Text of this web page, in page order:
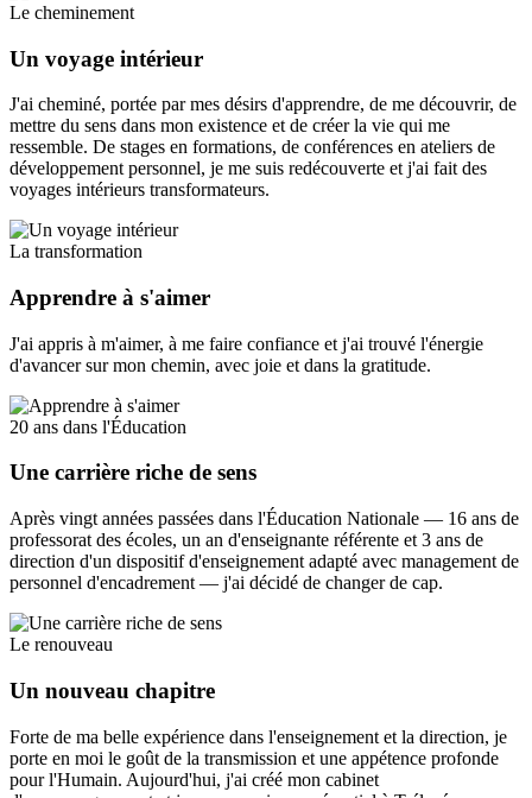
Le cheminement
Un voyage intérieur
J'ai cheminé, portée par mes désirs d'apprendre, de me découvrir, de
mettre du sens dans mon existence et de créer la vie qui me
ressemble. De stages en formations, de conférences en ateliers de
développement personnel, je me suis redécouverte et j'ai fait des
voyages intérieurs transformateurs.
La transformation
Apprendre à s'aimer
J'ai appris à m'aimer, à me faire confiance et j'ai trouvé l'énergie
d'avancer sur mon chemin, avec joie et dans la gratitude.
20 ans dans l'Éducation
Une carrière riche de sens
Après vingt années passées dans l'Éducation Nationale — 16 ans de
professorat des écoles, un an d'enseignante référente et 3 ans de
direction d'un dispositif d'enseignement adapté avec management de
personnel d'encadrement — j'ai décidé de changer de cap.
Le renouveau
Un nouveau chapitre
Forte de ma belle expérience dans l'enseignement et la direction, je
porte en moi le goût de la transmission et une appétence profonde
pour l'Humain. Aujourd'hui, j'ai créé mon cabinet